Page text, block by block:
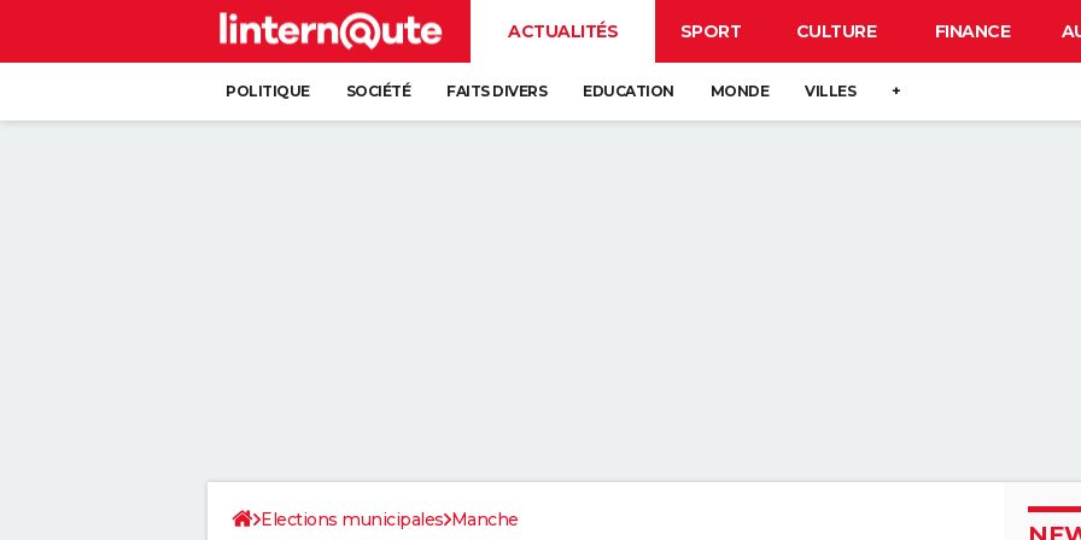
ACTUALITÉS SPORT CULTURE FINANCE
POLITIQUE SOCIÉTÉ FAITS DIVERS EDUCATION MONDE VILLES +
Elections municipales Manche